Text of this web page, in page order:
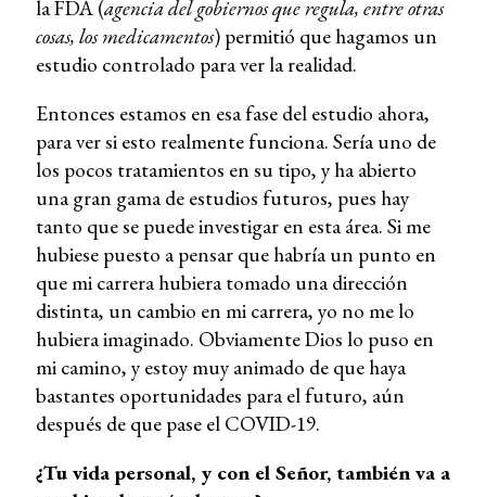
la FDA (agencia del gobiernos que regula, entre otras
cosas, los medicamentos) permitió que hagamos un
estudio controlado para ver la realidad.
Entonces estamos en esa fase del estudio ahora,
para ver si esto realmente funciona. Sería uno de
los pocos tratamientos en su tipo, y ha abierto
una gran gama de estudios futuros, pues hay
tanto que se puede investigar en esta área. Si me
hubiese puesto a pensar que habría un punto en
que mi carrera hubiera tomado una dirección
distinta, un cambio en mi carrera, yo no me lo
hubiera imaginado. Obviamente Dios lo puso en
mi camino, y estoy muy animado de que haya
bastantes oportunidades para el futuro, aún
después de que pase el COVID-19.
¿Tu vida personal, y con el Señor, también va a